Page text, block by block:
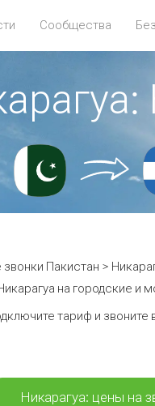
Сообщества
Пакистан >
на городские и
тариф и
Никарагуа: цены на